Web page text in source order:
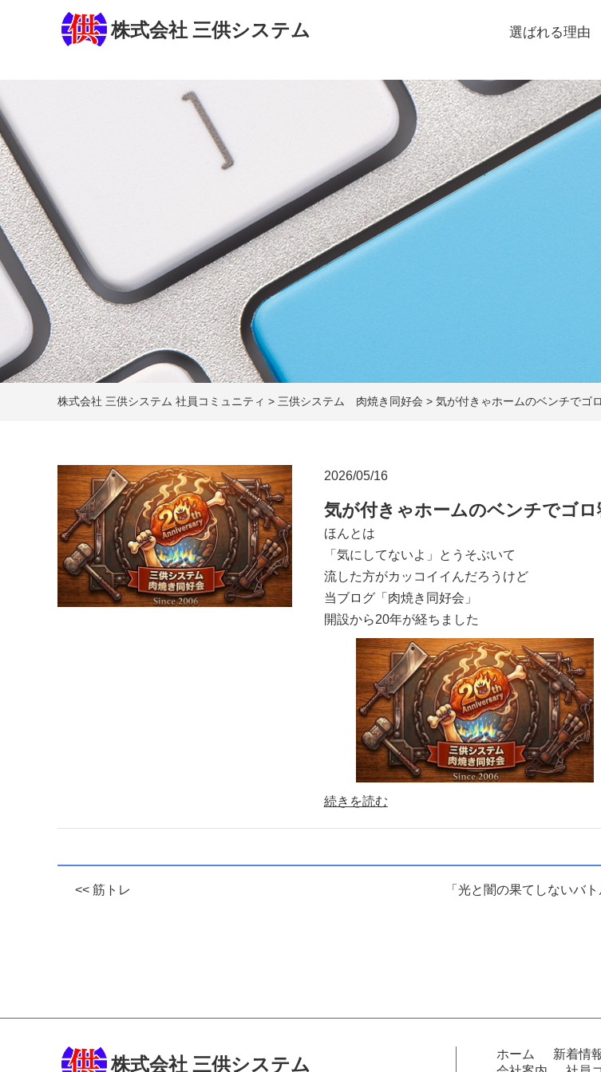
株式会社 三供システム 選ばれる理由
株式会社 三供システム 社員コミュニティ > 三供システム 肉焼き同好会 > 気が付きゃホームのベンチでゴ
2026/05/16
気が付きゃホームのベンチでゴロ
ほんとは
「気にしてないよ」とうそぶいて
流した方がカッコイイんだろうけど
当ブログ「肉焼き同好会」
開設から20年が経ちました
続きを読む
<< 筋トレ 「光と闇の果てしないバ
ホーム 新着情
株式会社 三供システム